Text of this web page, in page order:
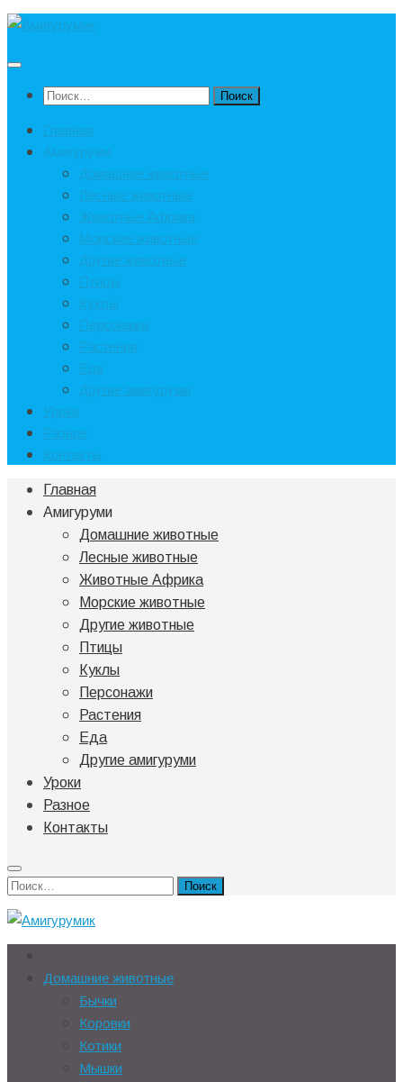
Под
Найти:
Главная
Амигуруми
Домашние животные
Лесные животные
Животные Африка
Морские животные
Другие животные
Птицы
Куклы
Персонажи
Растения
Еда
Другие амигуруми
Уроки
Разное
Контакты
Главная
Амигуруми
Домашние животные
Лесные животные
Животные Африка
Морские животные
Другие животные
Птицы
Куклы
Персонажи
Растения
Еда
Другие амигуруми
Уроки
Разное
Контакты
Найти:
Домашние животные
Бычки
Коровки
Котики
Мышки